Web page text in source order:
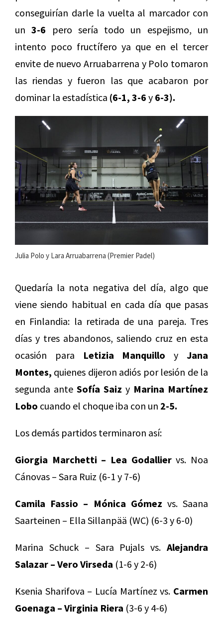
conseguirían darle la vuelta al marcador con
un3-6 pero sería todo un espejismo, un
intento poco fructífero ya que en el tercer
envite de nuevo Arruabarrena y Polo tomaron
las riendas y fueron las que acabaron por
dominar la estadística (6-1, 3-6 y 6-3).
Julia Polo y Lara Arruabarrena (Premier Padel)
Quedaría la nota negativa del día, algo que
viene siendo habitual en cada día que pasas
en Finlandia: la retirada de una pareja. Tres
días y tres abandonos, saliendo cruz en esta
ocasión para Letizia Manquillo yJana
Montes, quienes dijeron adiós por lesión de la
segunda ante Sofía Saiz y Marina Martínez
Lobo cuando el choque iba con un 2-5.
Los demás partidos terminaron así:
Giorgia Marchetti – Lea Godalliervs. Noa
Cánovas – Sara Ruiz (6-1 y 7-6)
Camila Fassio – Mónica Gómez vs. Saana
Saarteinen – Ella Sillanpää (WC) (6-3 y 6-0)
Marina Schuck – Sara Pujals vs. Alejandra
Salazar – Vero Virseda (1-6 y 2-6)
Ksenia Sharifova – Lucía Martínez vs. Carmen
Goenaga – Virginia Riera (3-6 y 4-6)